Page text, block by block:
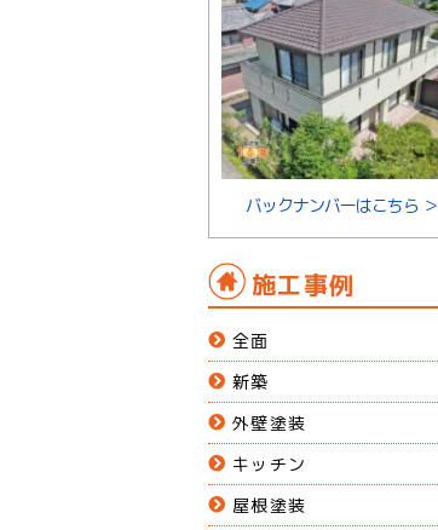
バックナンバーはこちら ＞
施工事例
全面
新築
外壁塗装
キッチン
屋根塗装